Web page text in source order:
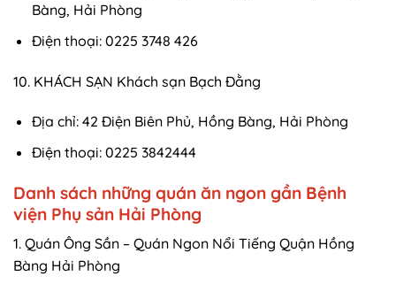
Bàng, Hải Phòng
Điện thoại: 0225 3748 426
10. KHÁCH SẠN Khách sạn Bạch Đằng
Địa chỉ: 42 Điện Biên Phủ, Hồng Bàng, Hải Phòng
Điện thoại: 0225 3842444
Danh sách những quán ăn ngon gần Bệnh
viện Phụ sản Hải Phòng
1. Quán Ông Sần – Quán Ngon Nổi Tiếng Quận Hồng
Bàng Hải Phòng